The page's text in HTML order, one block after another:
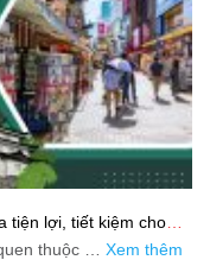
tiện lợi, tiết kiệm cho
thuộc … Xem thêm